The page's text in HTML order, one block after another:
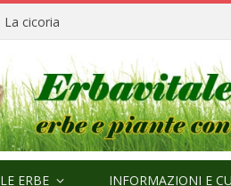
Cerfoglio: bellezza e quaresima
LE ERBE INFORMAZIONI E